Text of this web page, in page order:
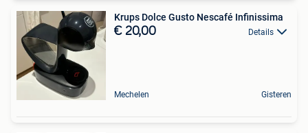
Krups Dolce Gusto Nescafé Infinissima
€ 20,00 Details
Mechelen Gisteren